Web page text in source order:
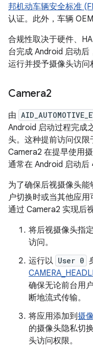
邦机动车辆安全标准
认证。此外，车辆
合规性取决于硬件、
台完成 Android 启动后
运行并授予摄像头访问
Camera2
由
Android 启动过程完成
头。这种提前访问仅限
Camera2 在提早使用
通常在 Android 启动后
为了确保后视摄像头
户切换时或当其他应
通过 Camera2 实现后
将后视摄像头指
访问。
运行以 User 0
确保无论前台用
断地流式传输。
将应用添加到摄
的摄像头隐私切
头访问权限。